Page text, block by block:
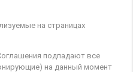
на страницах
подпадают все
на данный момент